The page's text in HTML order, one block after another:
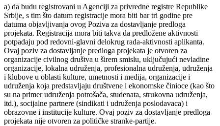
a) da budu registrovani u Agenciji za privredne registre Republike
Srbije, s tim što datum registracije mora biti bar tri godine pre
datuma objavljivanja ovog Poziva za dostavljanje predloga
projekata. Registracija mora biti takva da predložene aktivnosti
potpadaju pod redovni-glavni delokrug rada-aktivnosti aplikanta.
Ovaj poziv za dostavljanje predloga projekata je otvoren za
organizacije civilnog društva u širem smislu, uključujući nevladine
organizacije, lokalna udruženja, profesionalna udruženja, udruženja
i klubove u oblasti kulture, umetnosti i medija, organizacije i
udruženja koja predstavljaju društvene i ekonomske činioce (kao što
su na primer udruženja potrošača, studenata, strukovna udruženja,
itd.), socijalne partnere (sindikati i udruženja poslodavaca) i
obrazovne i institucije kulture. Ovaj poziv za dostavljanje predloga
projekata nije otvoren za političke stranke-partije.